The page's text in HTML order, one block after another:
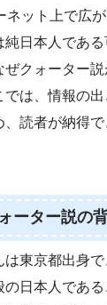
ネット上で広
純日本人であ
ぜクォーター
では、情報の
読者が納得
ーター説の
東京都出身で
日本人である